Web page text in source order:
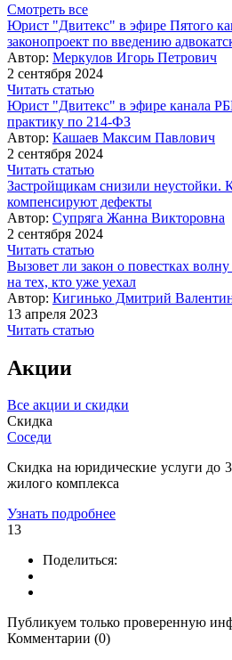
Смотреть все
Юрист "Двитекс" в эфире Пятого
законопроект по введению
Автор: Меркулов Игорь Петрович
2 сентября 2024
Читать статью
Юрист "Двитекс" в эфире канала
практику по 214-ФЗ
Автор: Кашаев Максим Павлович
2 сентября 2024
Читать статью
Застройщикам снизили неустойки.
компенсируют дефекты
Автор: Супряга Жанна Викторовна
2 сентября 2024
Читать статью
Вызовет ли закон о повестках
на тех, кто уже уехал
Автор: Кигинько Дмитрий
13 апреля 2023
Читать статью
Акции
Все акции и скидки
Скидка
Соседи
Скидка на юридические услуги до
жилого комплекса
Узнать подробнее
13
Поделиться:
Публикуем только проверенную
Комментарии (0)